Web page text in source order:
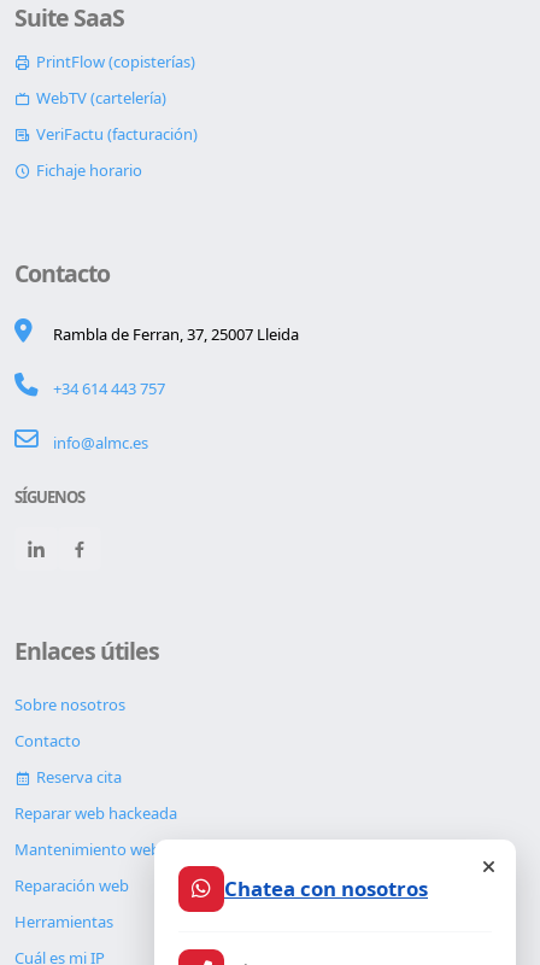
Suite SaaS
PrintFlow (copisterías)
WebTV (cartelería)
VeriFactu (facturación)
Fichaje horario
Contacto
Rambla de Ferran, 37, 25007 Lleida
+34 614 443 757
info@almc.es
SÍGUENOS
Enlaces útiles
Sobre nosotros
Contacto
Reserva cita
Reparar web hackeada
Mantenimiento web
Reparación web
Herramientas
Cuál es mi IP
Chatea con nosotros